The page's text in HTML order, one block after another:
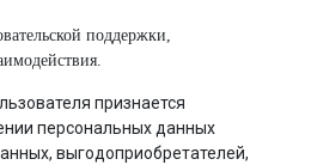
поддержки,
признается
персональных данных
выгодоприобретателей,